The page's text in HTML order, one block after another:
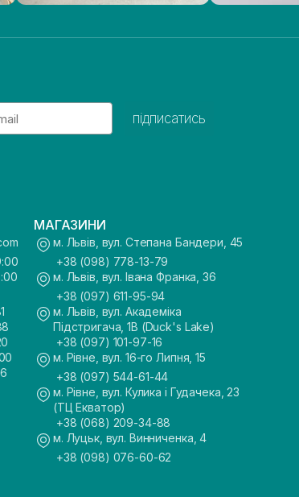
підписатись
МАГАЗИНИ
м. Львів, вул. Степана Бандери, 45
+38 (098) 778-13-79
м. Львів, вул. Івана Франка, 36
+38 (097) 611-95-94
м. Львів, вул. Академіка
Підстригача, 1В (Duck's Lake)
+38 (097) 101-97-16
м. Рівне, вул. 16-го Липня, 15
+38 (097) 544-61-44
м. Рівне, вул. Кулика і Гудачека, 23
(ТЦ Екватор)
+38 (068) 209-34-88
м. Луцьк, вул. Винниченка, 4
+38 (098) 076-60-62